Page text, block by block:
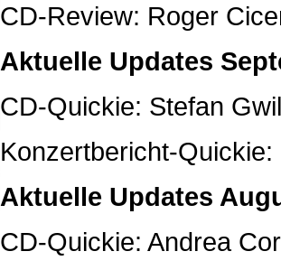
CD-Review: Roger
Aktuelle Updates
CD-Quickie: Stefan
Konzertbericht-
Aktuelle Updates
CD-Quickie: Andrea